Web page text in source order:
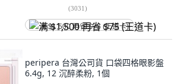
(3031)
满 $1,500 再省 $75 (王道卡)
peripera 台灣公司貨 口袋四格眼影盤
6.4g, 12 沉醉柔粉, 1個